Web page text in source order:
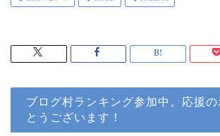
ブログ村ランキング参加中。応援
とうございます！